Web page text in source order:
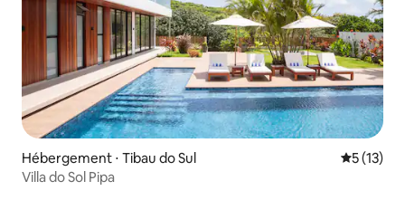
Hébergement ⋅ Tibau do Sul
5 (13)
Villa do Sol Pipa